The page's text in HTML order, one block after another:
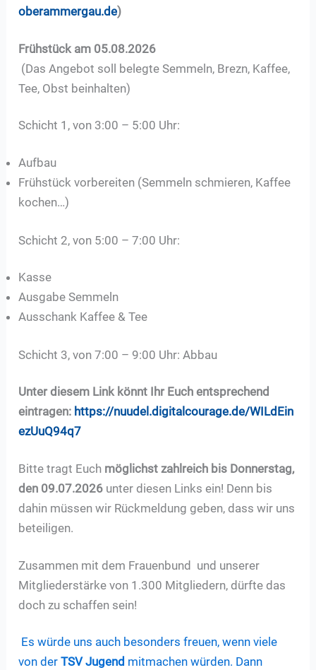
oberammergau.de)
Frühstück am 05.08.2026
(Das Angebot soll belegte Semmeln, Brezn, Kaffee,
Tee, Obst beinhalten)
Schicht 1, von 3:00 – 5:00 Uhr:
Aufbau
Frühstück vorbereiten (Semmeln schmieren, Kaffee
kochen…)
Schicht 2, von 5:00 – 7:00 Uhr:
Kasse
Ausgabe Semmeln
Ausschank Kaffee & Tee
Schicht 3, von 7:00 – 9:00 Uhr: Abbau
Unter diesem Link könnt Ihr Euch entsprechend
eintragen: https://nuudel.digitalcourage.de/WILdEin
ezUuQ94q7
Bitte tragt Euch möglichst zahlreich bis Donnerstag,
den 09.07.2026 unter diesen Links ein! Denn bis
dahin müssen wir Rückmeldung geben, dass wir uns
beteiligen.
Zusammen mit dem Frauenbund und unserer
Mitgliederstärke von 1.300 Mitgliedern, dürfte das
doch zu schaffen sein!
Es würde uns auch besonders freuen, wenn viele
von derTSV Jugend mitmachen würden. Dann